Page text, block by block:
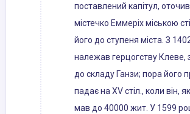
поставлений капітул,
містечко Еммеріх міською
його до ступеня міста. З
належав герцогству Клеве,
до складу Ганзи; пора його
падає на XV стіл., коли він,
мав до 40000 жит. У 1599